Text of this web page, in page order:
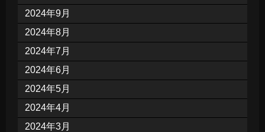
2024年9月
2024年8月
2024年7月
2024年6月
2024年5月
2024年4月
2024年3月